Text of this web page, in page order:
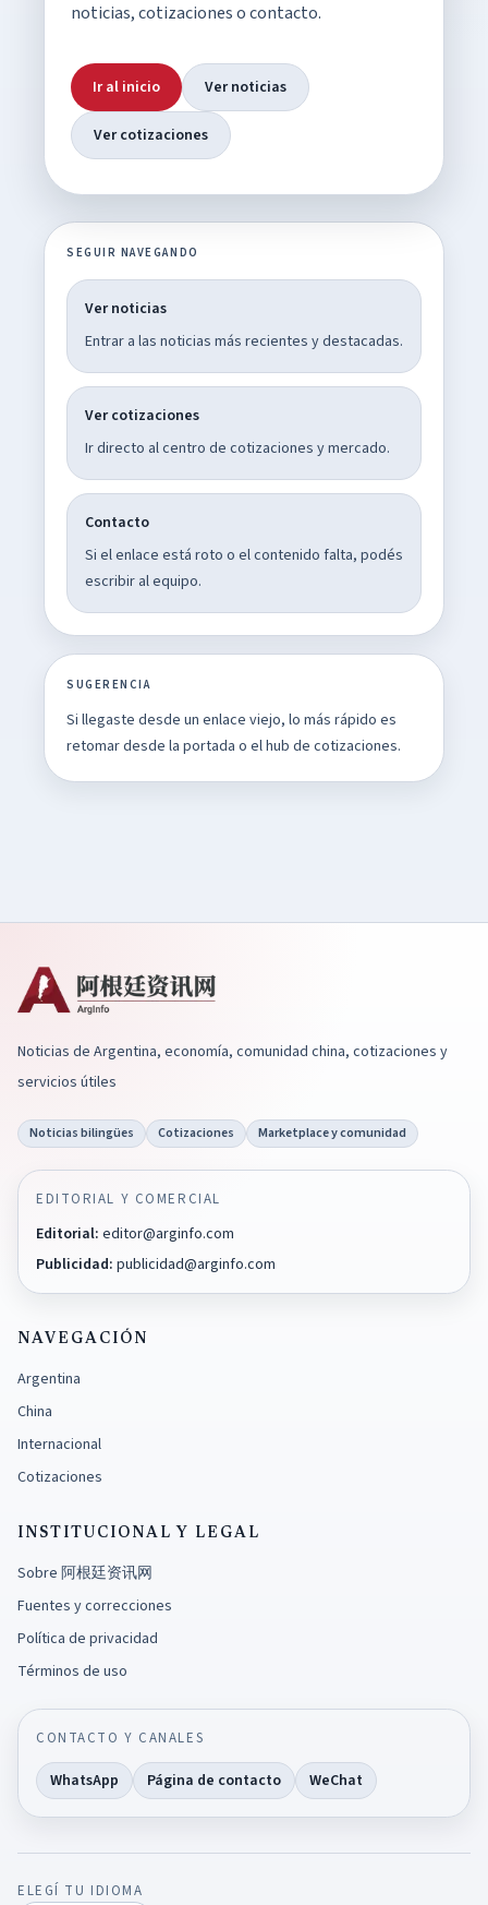
noticias, cotizaciones o contacto.
Ir al inicio Ver noticias
Ver cotizaciones
SEGUIR NAVEGANDO
Ver noticias
Entrar a las noticias más recientes y destacadas.
Ver cotizaciones
Ir directo al centro de cotizaciones y mercado.
Contacto
Si el enlace está roto o el contenido falta, podés
escribir al equipo.
SUGERENCIA
Si llegaste desde un enlace viejo, lo más rápido es
retomar desde la portada o el hub de cotizaciones.
Noticias de Argentina, economía, comunidad china, cotizaciones y
servicios útiles
Noticias bilingües Cotizaciones Marketplace y comunidad
EDITORIAL Y COMERCIAL
Editorial: editor@arginfo.com
Publicidad: publicidad@arginfo.com
NAVEGACIÓN
Argentina
China
Internacional
Cotizaciones
INSTITUCIONAL Y LEGAL
Sobre 阿根廷资讯网
Fuentes y correcciones
Política de privacidad
Términos de uso
CONTACTO Y CANALES
WhatsApp Página de contacto WeChat
ELEGÍ TU IDIOMA